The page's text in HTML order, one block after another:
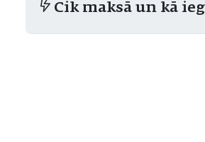
Cik maksā un kā